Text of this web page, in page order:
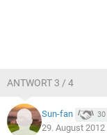
ANTWORT 3 / 4
Sun-fan 30
29. August